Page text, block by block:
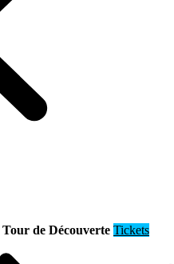
Tour de Découverte Tickets